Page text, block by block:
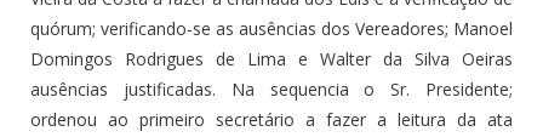
quórum; verificando-se as ausências dos Vereadores; Manoel
Domingos Rodrigues de Lima e Walter da Silva Oeiras
ausências justificadas. Na sequencia o Sr. Presidente;
ordenou ao primeiro secretário a fazer a leitura da ata